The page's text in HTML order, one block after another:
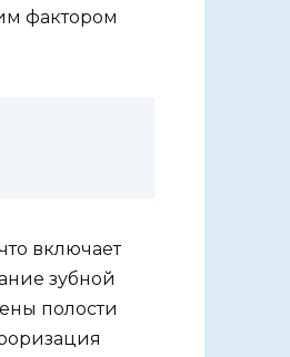
фактором
включает
зубной
полости